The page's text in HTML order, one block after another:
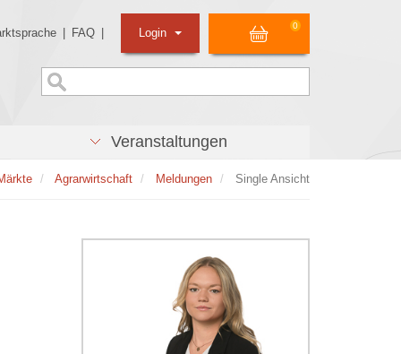
FAQ
0
Login
Veranstaltungen
Agrarwirtschaft Meldungen Single Ansicht